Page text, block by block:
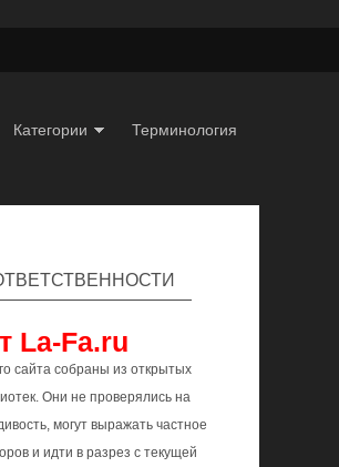
Категории Терминология
La-Fa.ru
сайта собраны из открытых
Они не проверялись на
могут выражать частное
и идти в разрез с текущей